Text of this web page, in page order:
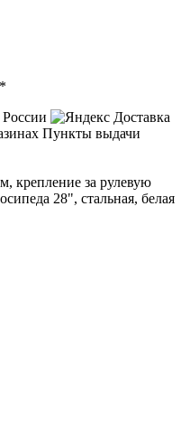
Пункты выдачи
крепление за рулевую
28", стальная, белая